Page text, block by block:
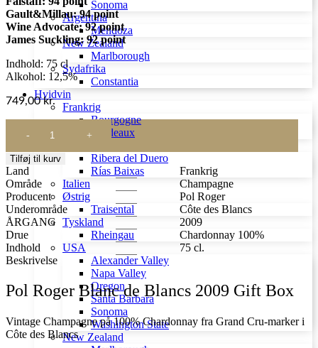
Sonoma
Argentina
Mendoza
New Zealand
Marlborough
Sydafrika
Constantia
Hvidvin
Frankrig
Bourgogne
Bordeaux
Ribera del Duero
Rías Baixas
Italien
Østrig
Traisental
Tyskland
Rheingau
USA
Alexander Valley
Napa Valley
Oregon
Santa Barbara
Sonoma
Washington State
New Zealand
Gault&Millau: 94 point
Wine Advocate: 92 point
James Suckling: 92 point
Indhold: 75 cl
Alkohol: 12,5%
749,00kr.
Roger
Blanc
de
Blancs
2009
Gift
Box
antal
Tilføj til kurv
Land
Frankrig
Område
Champagne
Producent
Pol Roger
Underområde
Côte des Blancs
ÅRGANG
2009
Drue
Chardonnay 100%
Indhold
75 cl.
Beskrivelse
Pol Roger Blanc de Blancs 2009 Gift Box
Vintage Champagne på 100% Chardonnay fra Grand Cru-marker i
Côte des Blancs